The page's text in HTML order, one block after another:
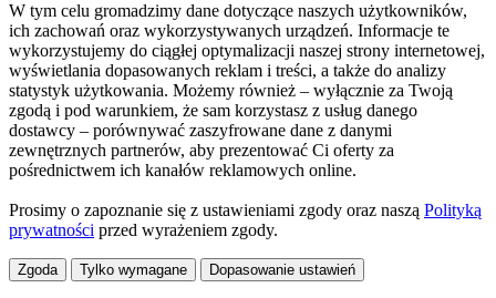
W tym celu gromadzimy dane dotyczące naszych użytkowników,
ich zachowań oraz wykorzystywanych urządzeń. Informacje te
wykorzystujemy do ciągłej optymalizacji naszej strony internetowej,
wyświetlania dopasowanych reklam i treści, a także do analizy
statystyk użytkowania. Możemy również – wyłącznie za Twoją
zgodą i pod warunkiem, że sam korzystasz z usług danego
dostawcy – porównywać zaszyfrowane dane z danymi
zewnętrznych partnerów, aby prezentować Ci oferty za
pośrednictwem ich kanałów reklamowych online.
Prosimy o zapoznanie się z ustawieniami zgody oraz naszą Polityką
prywatności przed wyrażeniem zgody.
Zgoda Tylko wymagane Dopasowanie ustawień